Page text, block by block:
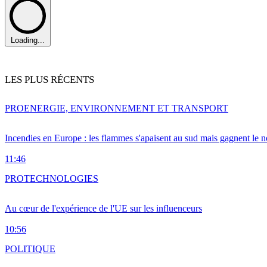
Loading...
LES PLUS RÉCENTS
Incendies en Europe : les flammes s'apaisent au sud mais gagnent le
11:46
PROENERGIE, ENVIRONNEMENT ET TRANSPORT
Au cœur de l'expérience de l'UE sur les influenceurs
10:56
PROTECHNOLOGIES
POLITIQUE